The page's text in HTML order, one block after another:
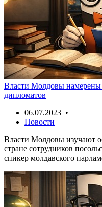
Власти Молдовы намерены
дипломатов
06.07.2023 •
Новости
Власти Молдовы изучают
стране сотрудников
спикер молдавского